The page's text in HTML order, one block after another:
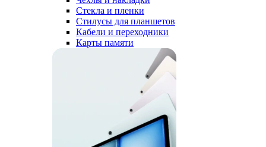
Стекла и пленки
Стилусы для планшетов
Кабели и переходники
Карты памяти